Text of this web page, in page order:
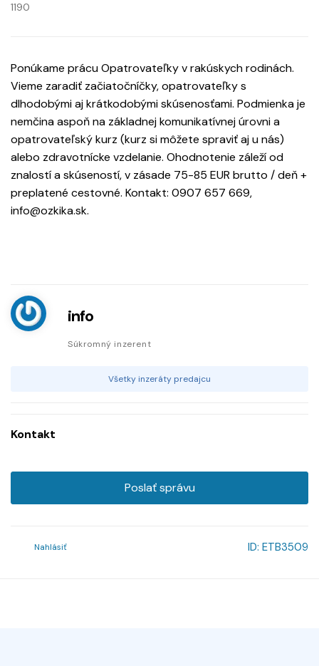
1190
Ponúkame prácu Opatrovateľky v rakúskych rodinách.
Vieme zaradiť začiatočníčky, opatrovateľky s
dlhodobými aj krátkodobými skúsenosťami. Podmienka je
nemčina aspoň na základnej komunikatívnej úrovni a
opatrovateľský kurz (kurz si môžete spraviť aj u nás)
alebo zdravotnícke vzdelanie. Ohodnotenie záleží od
znalostí a skúseností, v zásade 75-85 EUR brutto / deň +
preplatené cestovné. Kontakt: 0907 657 669,
info@ozkika.sk.
info
Súkromný inzerent
Všetky inzeráty predajcu
Kontakt
Poslať správu
Nahlásiť ID: ETB3509